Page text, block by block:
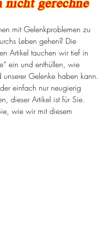
mit Gelenkproblemen zu
Leben gehen? Die
Artikel tauchen wir tief in
ein und enthüllen, wie
unserer Gelenke haben kann.
einfach nur neugierig
dieser Artikel ist für Sie.
wie wir mit diesem